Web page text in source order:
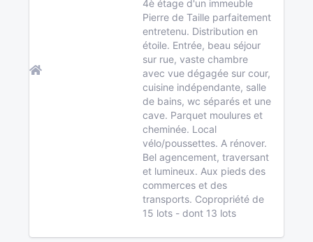
4è étage d'un immeuble
Pierre de Taille parfaitement
entretenu. Distribution en
étoile. Entrée, beau séjour
sur rue, vaste chambre
avec vue dégagée sur cour,
cuisine indépendante, salle
de bains, wc séparés et une
cave. Parquet moulures et
cheminée. Local
vélo/poussettes. A rénover.
Bel agencement, traversant
et lumineux. Aux pieds des
commerces et des
transports. Copropriété de
15 lots - dont 13 lots